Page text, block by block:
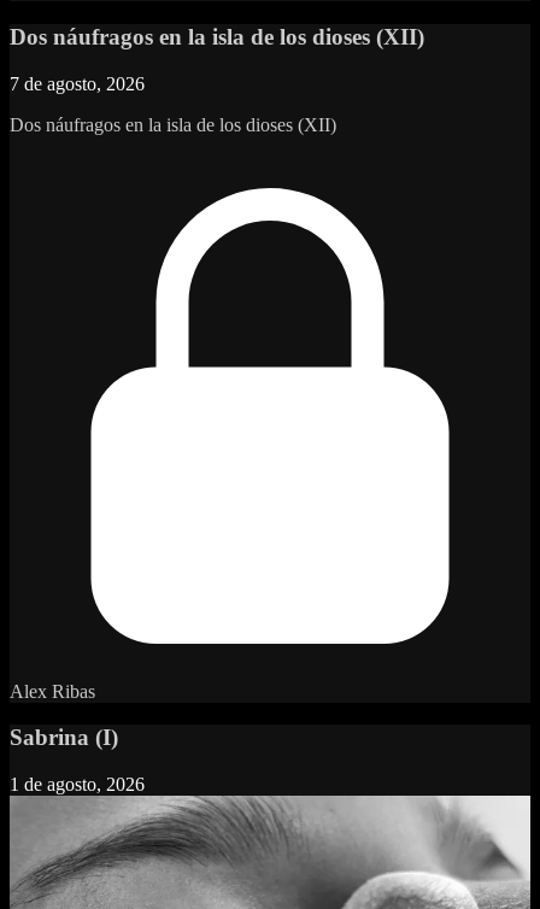
Dos náufragos en la isla de los dioses (XII)
7 de agosto, 2026
Dos náufragos en la isla de los dioses (XII)
Alex Ribas
Sabrina (I)
1 de agosto, 2026